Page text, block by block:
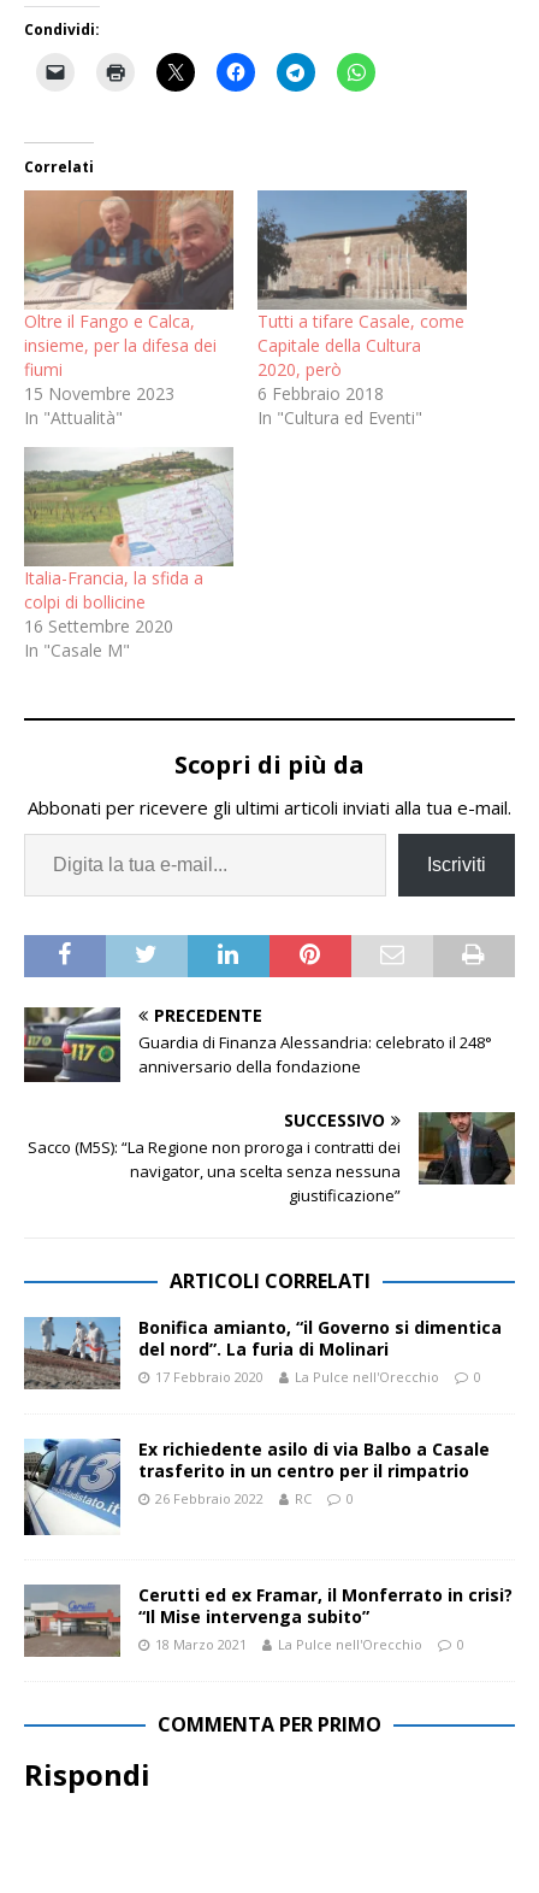
Condividi:
Correlati
Oltre il Fango e Calca,
insieme, per la difesa dei
fiumi
15 Novembre 2023
In "Attualità"
Tutti a tifare Casale, come
Capitale della Cultura
2020, però
6 Febbraio 2018
In "Cultura ed Eventi"
Italia-Francia, la sfida a
colpi di bollicine
16 Settembre 2020
In "Casale M"
Scopri di più da
Abbonati per ricevere gli ultimi articoli inviati alla tua e-mail.
Iscriviti
PRECEDENTE
Guardia di Finanza Alessandria: celebrato il 248°
anniversario della fondazione
SUCCESSIVO
Sacco (M5S): “La Regione non proroga i contratti dei
navigator, una scelta senza nessuna
giustificazione”
ARTICOLI CORRELATI
Bonifica amianto, “il Governo si dimentica
del nord”. La furia di Molinari
17 Febbraio 2020 La Pulce nell'Orecchio 0
Ex richiedente asilo di via Balbo a Casale
trasferito in un centro per il rimpatrio
26 Febbraio 2022 RC 0
Cerutti ed ex Framar, il Monferrato in crisi?
“Il Mise intervenga subito”
18 Marzo 2021 La Pulce nell'Orecchio 0
COMMENTA PER PRIMO
Rispondi